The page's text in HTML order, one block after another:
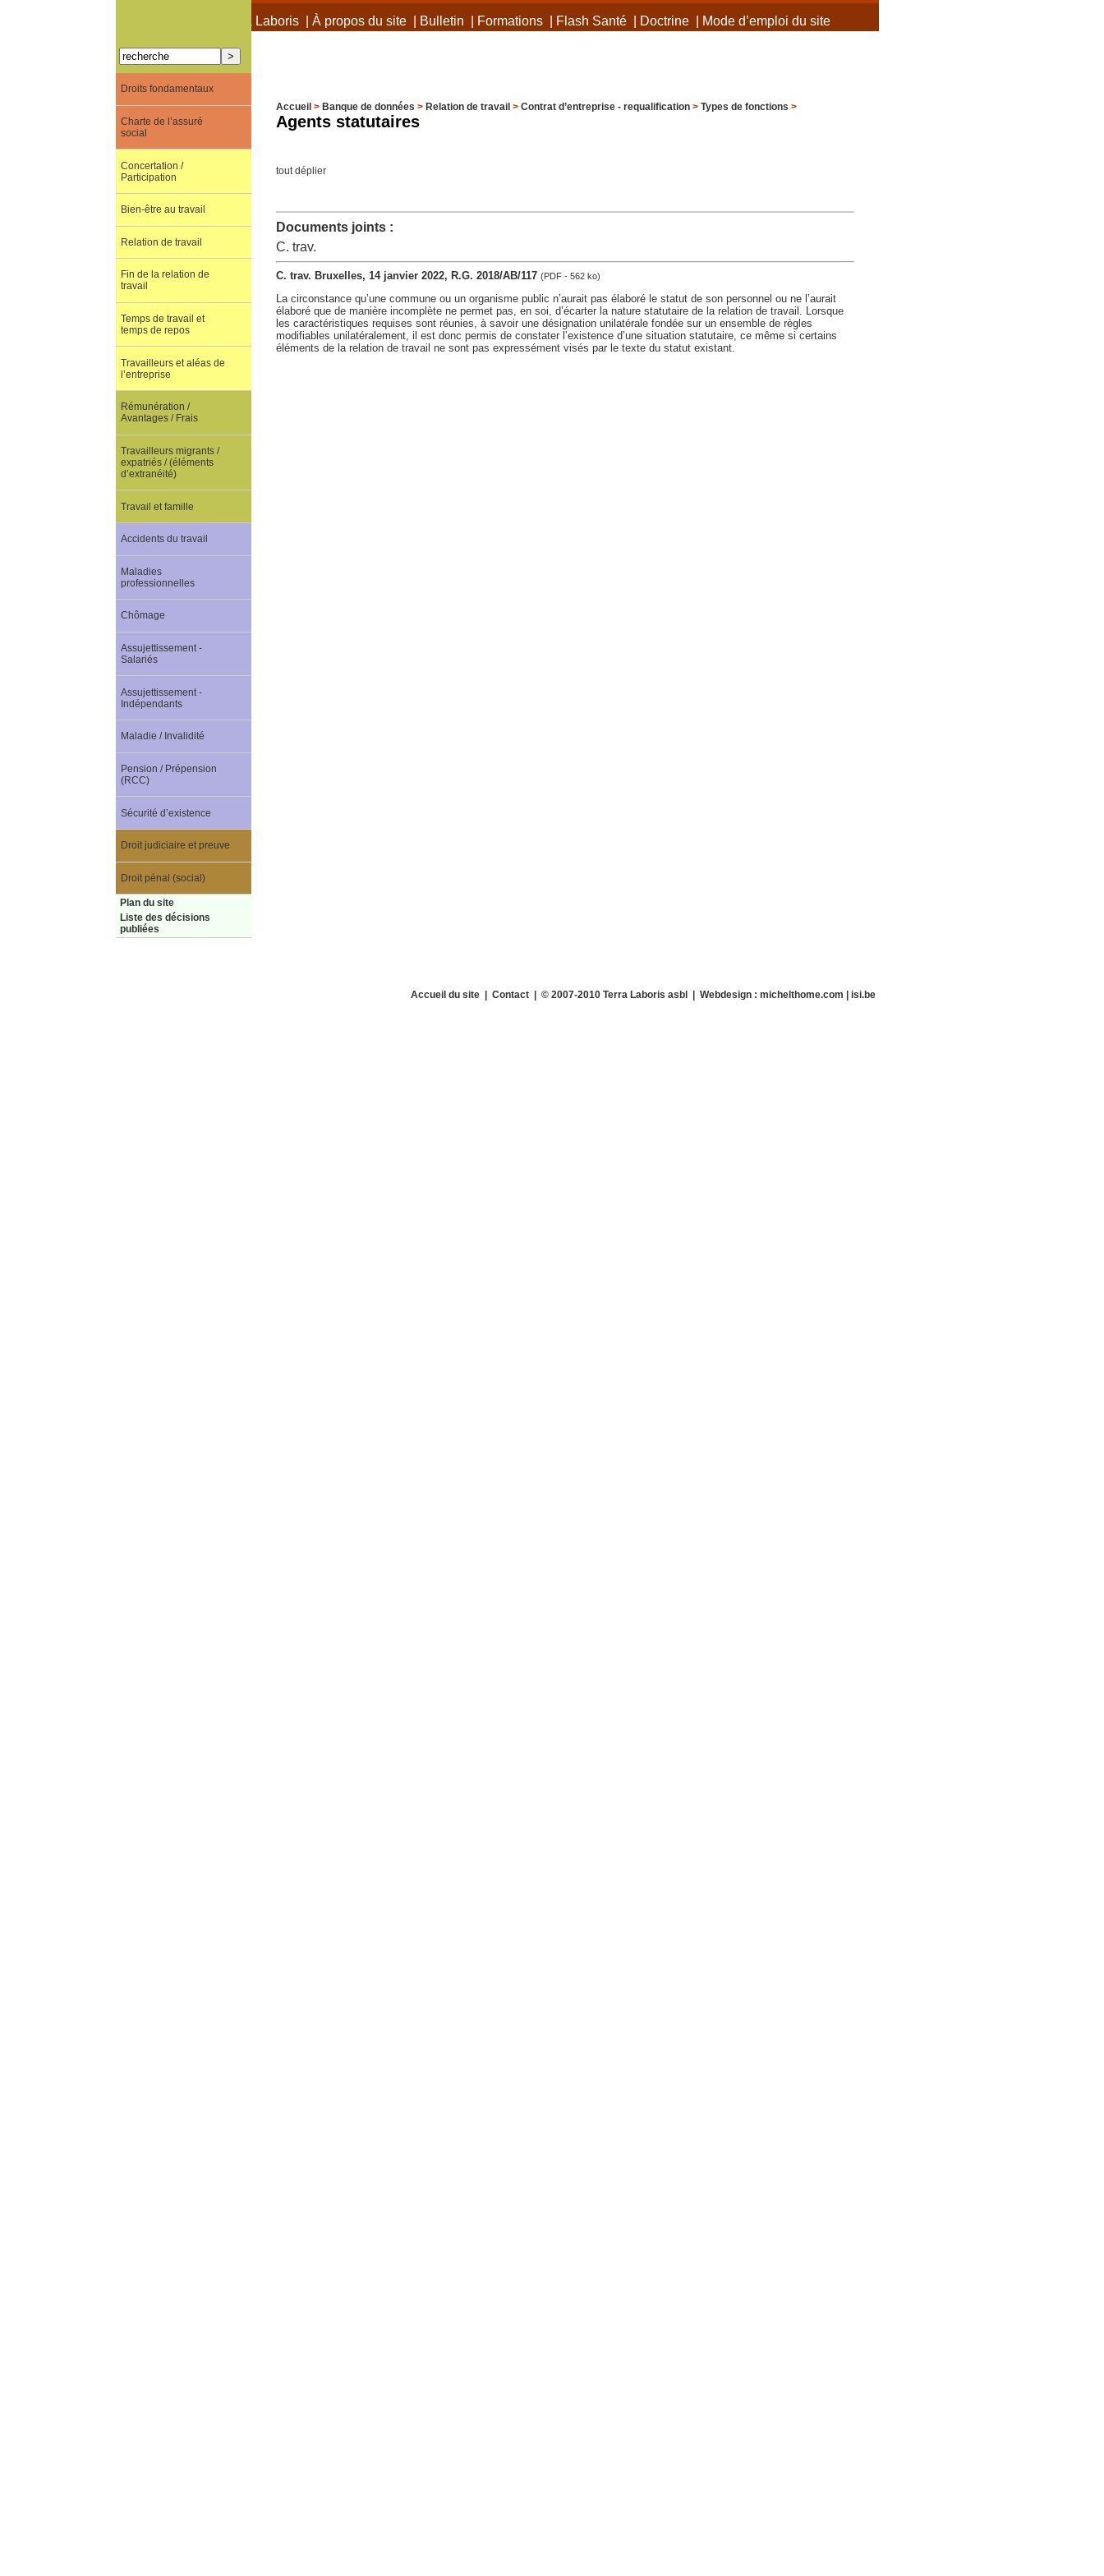
À propos de Terra Laboris| À propos du site| Bulletin Formations| Flash Santé| Doctrine| Mode d’emploi du site
Accueil > Banque de données > Relation de travail > Contrat d’entreprise - requalification> Types de fonctions >
Agents statutaires
tout déplier
Documents joints :
C. trav.
C. trav. Bruxelles, 14 janvier 2022, R.G. 2018/AB/117 (PDF - 562 ko)
La circonstance qu’une commune ou un organisme public n’aurait pas élaboré le statut de son personnel ou ne l’aurait
élaboré que de manière incomplète ne permet pas, en soi, d’écarter la nature statutaire de la relation de travail. Lorsque
les caractéristiques requises sont réunies, à savoir une désignation unilatérale fondée sur un ensemble de règles
modifiables unilatéralement, il est donc permis de constater l’existence d’une situation statutaire, ce même si certains
éléments de la relation de travail ne sont pas expressément visés par le texte du statut existant.
Droits fondamentaux
Charte de l’assuré
social
Concertation /
Participation
Bien-être au travail
Relation de travail
Fin de la relation de
travail
Temps de travail et
temps de repos
Travailleurs et aléas de
l’entreprise
Rémunération /
Avantages / Frais
Travailleurs migrants /
expatriés / (éléments
d’extranéité)
Travail et famille
Accidents du travail
Maladies
professionnelles
Chômage
Assujettissement -
Salariés
Assujettissement -
Indépendants
Maladie / Invalidité
Pension / Prépension
(RCC)
Sécurité d’existence
Droit judiciaire et preuve
Droit pénal (social)
Plan du site
Liste des décisions
publiées
Accueil du site| Contact| © 2007-2010 Terra Laboris asbl | Webdesign : michelthome.com | isi.be